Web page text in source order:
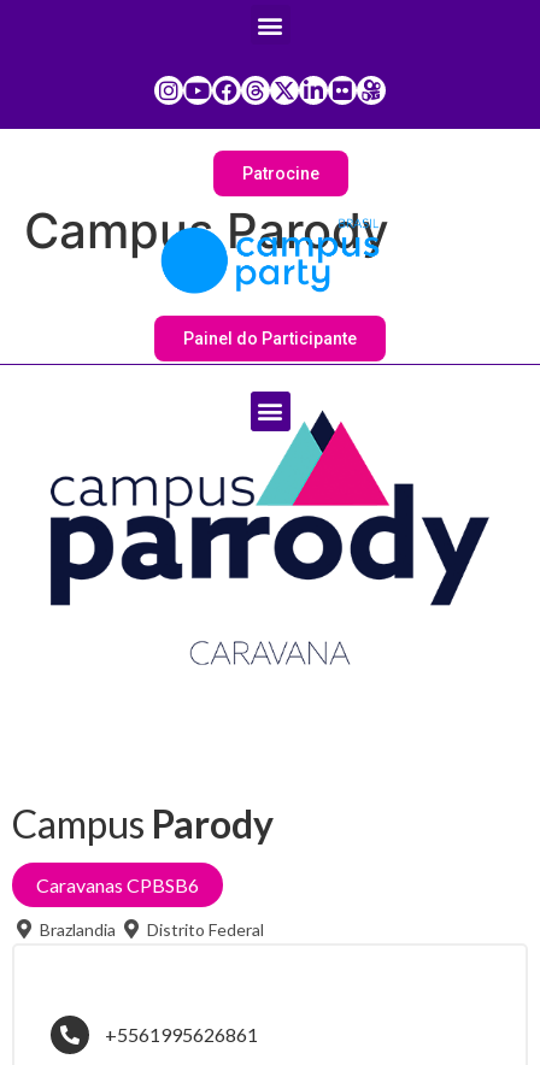
Patrocine
Painel do Participante
Campus Parody
Campus Parody
Caravanas CPBSB6
Brazlandia Distrito Federal
+5561995626861